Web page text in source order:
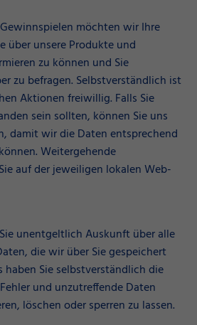
möchten wir Ihre
über unsere Produkte und
zu können und Sie
zu befragen. Selbstverständlich ist
Aktionen freiwillig. Falls Sie
sein sollten, können Sie uns
damit wir die Daten entsprechend
Weitergehende
auf der jeweiligen lokalen Web-
unentgeltlich Auskunft über alle
die wir über Sie gespeichert
haben Sie selbstverständlich die
und unzutreffende Daten
löschen oder sperren zu lassen.